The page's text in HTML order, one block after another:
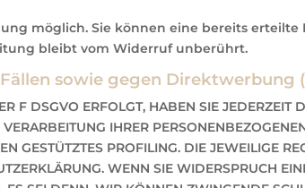
möglich. Sie können eine bereits
bleibt vom Widerruf unberührt.
sowie gegen Direktwerbung
F DSGVO ERFOLGT, HABEN SIE JEDERZEIT
IHRER
GESTÜTZTES PROFILING. DIE JEWEILIGE
WENN SIE WIDERSPRUCH